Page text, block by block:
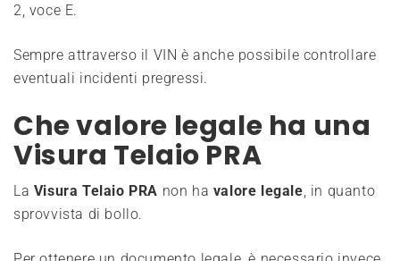
2, voce E.
Sempre attraverso il VIN è anche possibile controllare
eventuali incidenti pregressi.
Che valore legale ha una
Visura Telaio PRA
La Visura Telaio PRA non ha valore legale, in quanto
sprovvista di bollo.